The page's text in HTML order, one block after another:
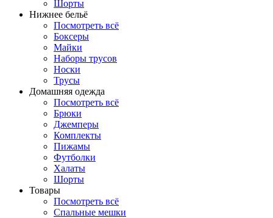
Шорты
Нижнее бельё
Посмотреть всё
Боксеры
Майки
Наборы трусов
Носки
Трусы
Домашняя одежда
Посмотреть всё
Брюки
Джемперы
Комплекты
Пижамы
Футболки
Халаты
Шорты
Товары
Посмотреть всё
Спальные мешки